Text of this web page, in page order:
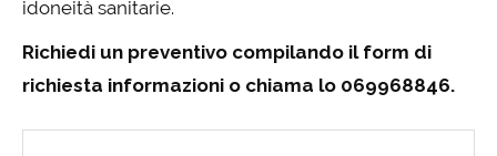
idoneità sanitarie.
Richiedi un preventivo compilando il form di
richiesta informazioni o chiama lo 069968846.